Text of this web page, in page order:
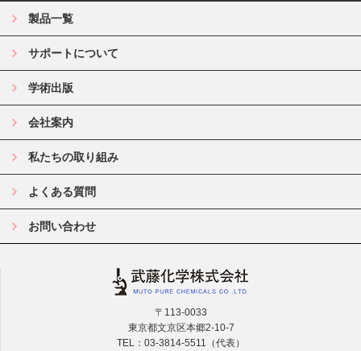
製品一覧
サポートについて
学術出版
会社案内
私たちの取り組み
よくある質問
お問い合わせ
〒113-0033
東京都文京区本郷2-10-7
TEL：03-3814-5511（代表）